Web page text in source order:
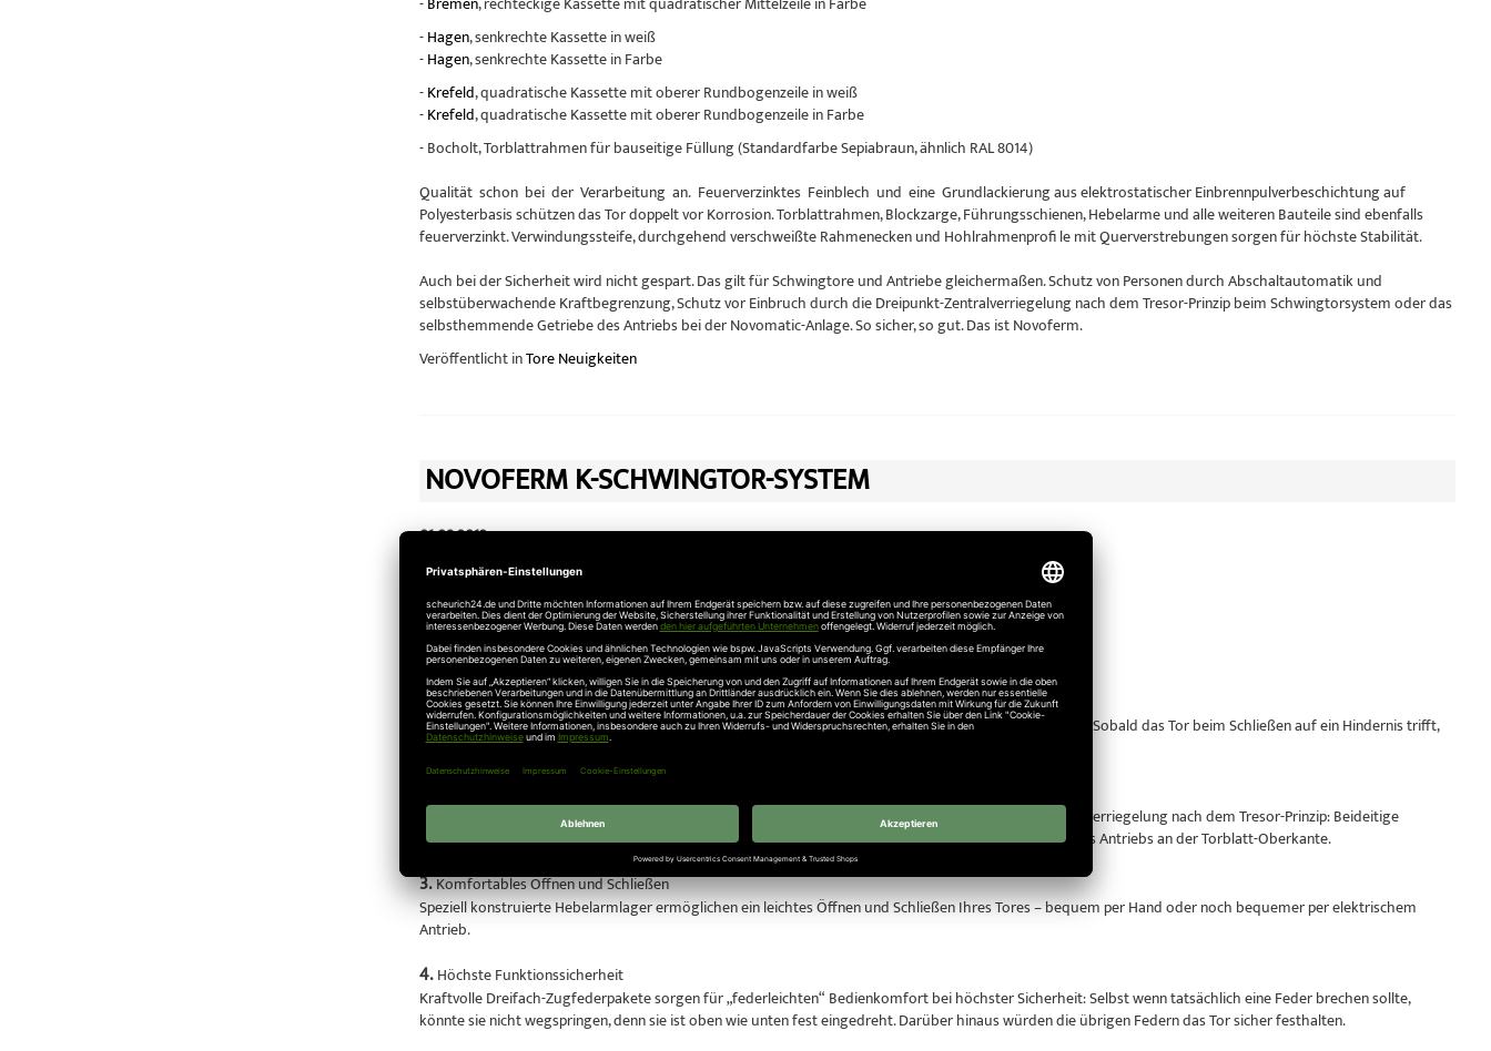
-Hagen, senkrechte Kassette in weiß
-Hagen, senkrechte Kassette in Farbe
-Krefeld, quadratische Kassette mit oberer Rundbogenzeile in weiß
-Krefeld, quadratische Kassette mit oberer Rundbogenzeile in Farbe
- Bocholt, Torblattrahmen für bauseitige Füllung (Standardfarbe Sepiabraun, ähnlich RAL 8014)
Qualität schon bei der Verarbeitung an. Feuerverzinktes Feinblech und eine Grundlackierung aus elektrostatischer Einbrennpulverbeschichtung auf
Polyesterbasis schützen das Tor doppelt vor Korrosion. Torblattrahmen, Blockzarge, Führungsschienen, Hebelarme und alle weiteren Bauteile sind ebenfalls
feuerverzinkt. Verwindungssteife, durchgehend verschweißte Rahmenecken und Hohlrahmenprofi le mit Querverstrebungen sorgen für höchste Stabilität.
Auch bei der Sicherheit wird nicht gespart. Das gilt für Schwingtore und Antriebe gleichermaßen. Schutz von Personen durch Abschaltautomatik und
selbstüberwachende Kraftbegrenzung, Schutz vor Einbruch durch die Dreipunkt-Zentralverriegelung nach dem Tresor-Prinzip beim Schwingtorsystem oder das
selbsthemmende Getriebe des Antriebs bei der Novomatic-Anlage. So sicher, so gut. Das ist Novoferm.
Veröffentlicht inTore Neuigkeiten
NOVOFERM K-SCHWINGTOR-SYSTEM
01.08.2012
Novoferm Schwingtor Modell Rees auch mit Antrieb erhältlich!
Kaufen Sie bei uns online das Novoferm Schwingtor-System.
1.Schützt Menschen: Das Tor, das sich selbst überwacht
Das Novoferm Schwingtor-System ist mit einer selbstüberwachenden Abschaltautomatik ausgestattet. Sobald das Tor beim Schließen auf ein Hindernis trifft,
ganz gleich, ob Gegenstand oder Person, stoppt und öffnet es sofort beim geringsten Widerstand.
Das automatische Novoferm Schwingtor-System schützt Ihr Eigentum zusätzlich durch eine Dreipunktverriegelung nach dem Tresor-Prinzip: Beideitige
Verriegelung durch massive Bolzen in der Zarge, zusätzliche Verriegelung durch die Selbsthemmung des Antriebs an der Torblatt-Oberkante.
3.Komfortables Öffnen und Schließen
Speziell konstruierte Hebelarmlager ermöglichen ein leichtes Öffnen und Schließen Ihres Tores – bequem per Hand oder noch bequemer per elektrischem
Antrieb.
4. Höchste Funktionssicherheit
Kraftvolle Dreifach-Zugfederpakete sorgen für „federleichten“ Bedienkomfort bei höchster Sicherheit: Selbst wenn tatsächlich eine Feder brechen sollte,
könnte sie nicht wegspringen, denn sie ist oben wie unten fest eingedreht. Darüber hinaus würden die übrigen Federn das Tor sicher festhalten.